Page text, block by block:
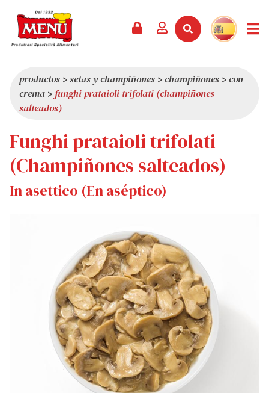
CATÁLOGO
SERVICIOS
ÚLTIMAS NOVEDADES
PREMIOS
QUIÉNES SOMOS
CALIDAD
CURIOSIDADES
SHOWROOM
TRABAJA CON NOSOTROS
productos >setas y champiñones >champiñones >con
crema > funghi prataioli trifolati (champiñones
salteados)
Funghi prataioli trifolati
(Champiñones salteados)
In asettico (En aséptico)